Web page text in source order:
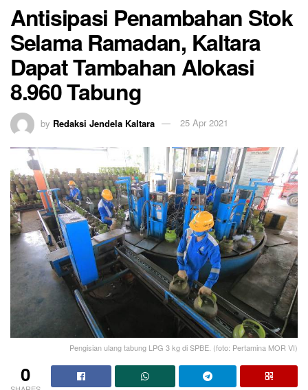
Antisipasi Penambahan Stok
Selama Ramadan, Kaltara
Dapat Tambahan Alokasi
8.960 Tabung
by Redaksi Jendela Kaltara 25 Apr 2021
Pengisian ulang tabung LPG 3 kg di SPBE. (foto: Pertamina MOR VI)
0